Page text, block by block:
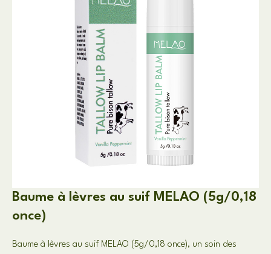
Baume à lèvres au suif MELAO (5g/0,18
once)
Baume à lèvres au suif MELAO (5g/0,18 once), un soin des